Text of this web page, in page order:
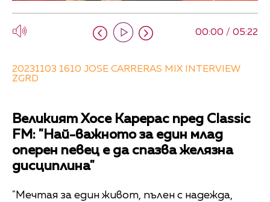
00:00 / 05:22
20231103 1610 JOSE CARRERAS MIX INTERVIEW
ZGRD
Великият Хосе Карерас пред Classic
FM: "Най-важното за един млад
оперен певец е да спазва желязна
дисциплина"
"Мечтая за един живот, пълен с надежда,